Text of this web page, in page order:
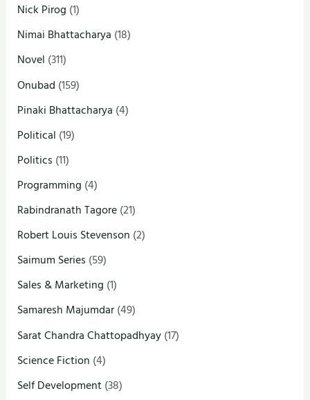
Nick Pirog (1)
Nimai Bhattacharya (18)
Novel (311)
Onubad (159)
Pinaki Bhattacharya (4)
Political (19)
Politics (11)
Programming (4)
Rabindranath Tagore(21)
Robert Louis Stevenson (2)
Saimum Series (59)
Sales & Marketing (1)
Samaresh Majumdar(49)
Sarat Chandra Chattopadhyay(17)
Science Fiction (4)
Self Development(38)